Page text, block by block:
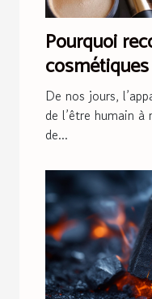
Pourquoi
peau ?
De nos jours,
de l’être humain
de...